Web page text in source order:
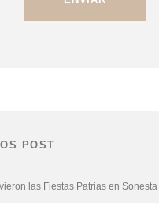
POST
las Fiestas Patrias en Sonesta